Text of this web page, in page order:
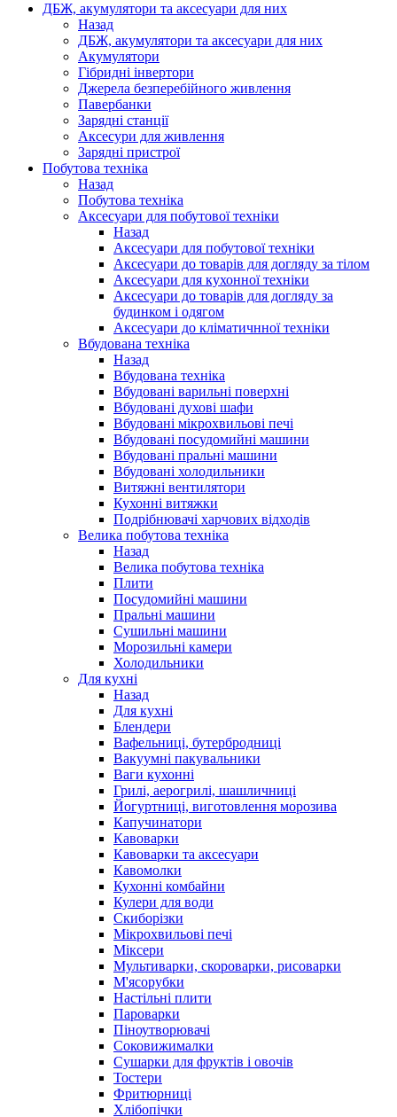
ДБЖ, акумулятори та аксесуари для них
Назад
ДБЖ, акумулятори та аксесуари для них
Акумулятори
Гібридні інвертори
Джерела безперебійного живлення
Павербанки
Зарядні станції
Аксесури для живлення
Зарядні пристрої
Побутова техніка
Назад
Побутова техніка
Аксесуари для побутової техніки
Назад
Аксесуари для побутової техніки
Аксесуари до товарів для догляду за тілом
Аксесуари для кухонної техніки
Аксесуари до товарів для догляду за
будинком і одягом
Аксесуари до кліматичнної техніки
Вбудована техніка
Назад
Вбудована техніка
Вбудовані варильні поверхні
Вбудовані духові шафи
Вбудовані мікрохвильові печі
Вбудовані посудомийні машини
Вбудовані пральні машини
Вбудовані холодильники
Витяжні вентилятори
Кухонні витяжки
Подрібнювачі харчових відходів
Велика побутова техніка
Назад
Велика побутова техніка
Плити
Посудомийні машини
Пральні машини
Сушильні машини
Морозильні камери
Холодильники
Для кухні
Назад
Для кухні
Блендери
Вафельниці, бутербродниці
Вакуумні пакувальники
Ваги кухонні
Грилі, аерогрилі, шашличниці
Йогуртниці, виготовлення морозива
Капучинатори
Кавоварки
Кавоварки та аксесуари
Кавомолки
Кухонні комбайни
Кулери для води
Скиборізки
Мікрохвильові печі
Міксери
Мультиварки, скороварки, рисоварки
М'ясорубки
Настільні плити
Пароварки
Піноутворювачі
Соковижималки
Сушарки для фруктів і овочів
Тостери
Фритюрниці
Хлібопічки